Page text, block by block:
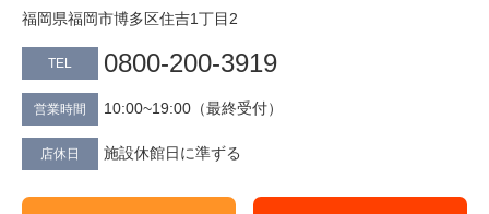
福岡県福岡市博多区住吉1丁目2
TEL 0800‐200‐3919
営業時間 10:00~19:00（最終受付）
店休日 施設休館日に準ずる